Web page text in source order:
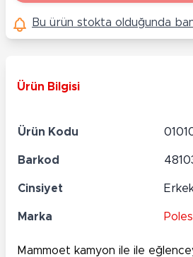
Bu ürün stokta olduğunda
Ürün Bilgisi
Ürün Kodu
Barkod
Cinsiyet
Marka
Mammoet kamyon ile ile